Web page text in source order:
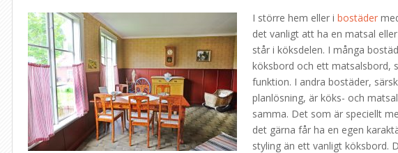
I större hem eller i bostäder
det vanligt att ha en matsal
står i köksdelen. I många
köksbord och ett matsalsbord,
funktion. I andra bostäder,
planlösning, är köks- och
samma. Det som är speciellt
det gärna får ha en egen
styling än ett vanligt köksbord.